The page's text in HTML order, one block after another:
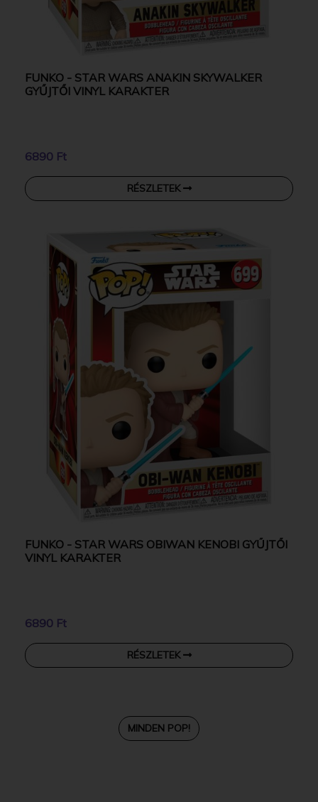
FUNKO - STAR WARS ANAKIN SKYWALKER
GYŰJTŐI VINYL KARAKTER
6890 Ft
RÉSZLETEK
FUNKO - STAR WARS OBIWAN KENOBI GYŰJTŐI
VINYL KARAKTER
6890 Ft
RÉSZLETEK
MINDEN POP!